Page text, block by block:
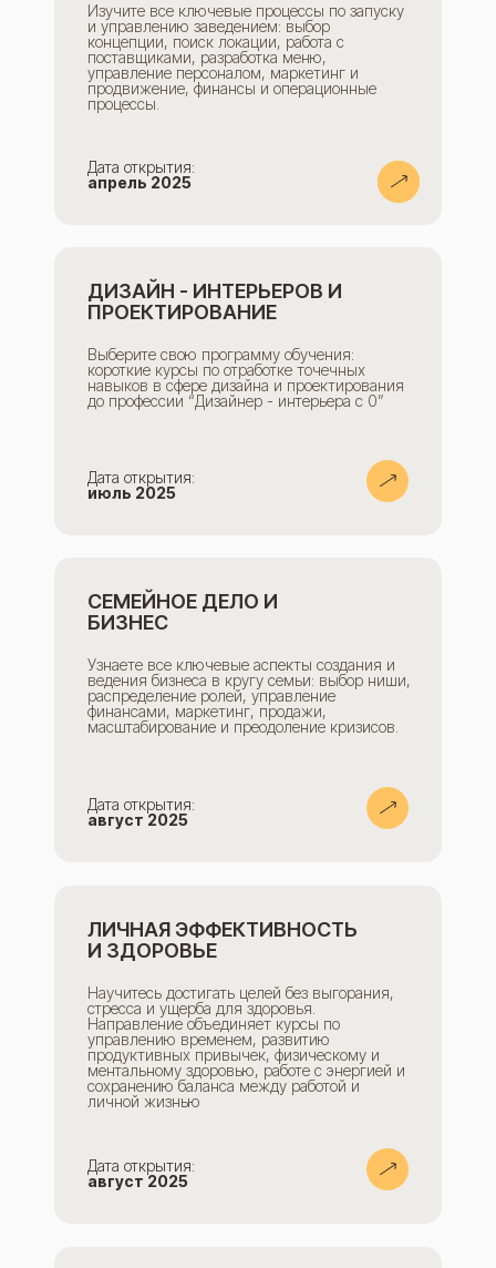
ЛИЧНАЯ ЭФФЕКТИВНОСТЬ
И ЗДОРОВЬЕ
Дата открытия:
август 2025
Научитесь достигать целей без выгорания,
стресса и ущерба для здоровья.
Направление объединяет курсы по
управлению временем, развитию
продуктивных привычек, физическому и
ментальному здоровью, работе с энергией и
сохранению баланса между работой и
личной жизнью
СЕМЕЙНОЕ ДЕЛО И
БИЗНЕС
Дата открытия:
август 2025
Узнаете все ключевые аспекты создания и
ведения бизнеса в кругу семьи: выбор ниши,
распределение ролей, управление
финансами, маркетинг, продажи,
масштабирование и преодоление кризисов.
ДИЗАЙН - ИНТЕРЬЕРОВ И
ПРОЕКТИРОВАНИЕ
Дата открытия:
июль 2025
Выберите свою программу обучения:
короткие курсы по отработке точечных
навыков в сфере дизайна и проектирования
до профессии “Дизайнер - интерьера с 0”
Дата открытия:
апрель 2025
Изучите все ключевые процессы по запуску
и управлению заведением: выбор
концепции, поиск локации, работа с
поставщиками, разработка меню,
управление персоналом, маркетинг и
продвижение, финансы и операционные
процессы.
.